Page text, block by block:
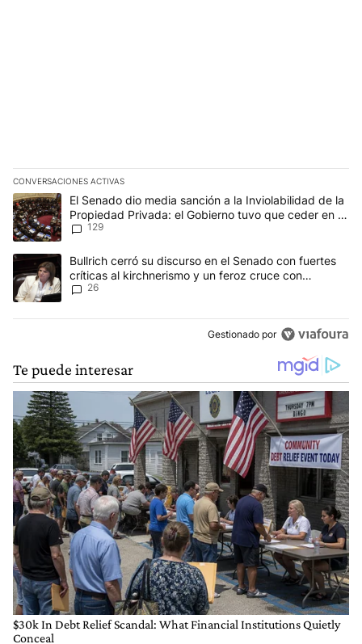
CONVERSACIONES ACTIVAS
Este listado muestra los artículos con más comentarios en los
Un artículo de tendencia con el título "El Senado dio media
El Senado dio media sanción a la Inviolabilidad de la
Propiedad Privada: el Gobierno tuvo que ceder en la
Ley del Manejo del Fuego
129
Un artículo de tendencia con el título "Bullrich cerró su discurso
Bullrich cerró su discurso en el Senado con fuertes
críticas al kirchnerismo y un feroz cruce con
Capitanich al que le gritó “¡cállate!”
26
Gestionado por